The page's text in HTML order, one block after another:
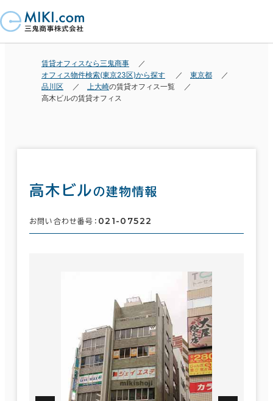
賃貸オフィスなら三鬼商事
オフィス物件検索(東京23区)から探す
東京都
品川区
上大崎の賃貸オフィス一覧
高木ビルの賃貸オフィス
高木ビルの建物情報
お問い合わせ番号： 021-07522